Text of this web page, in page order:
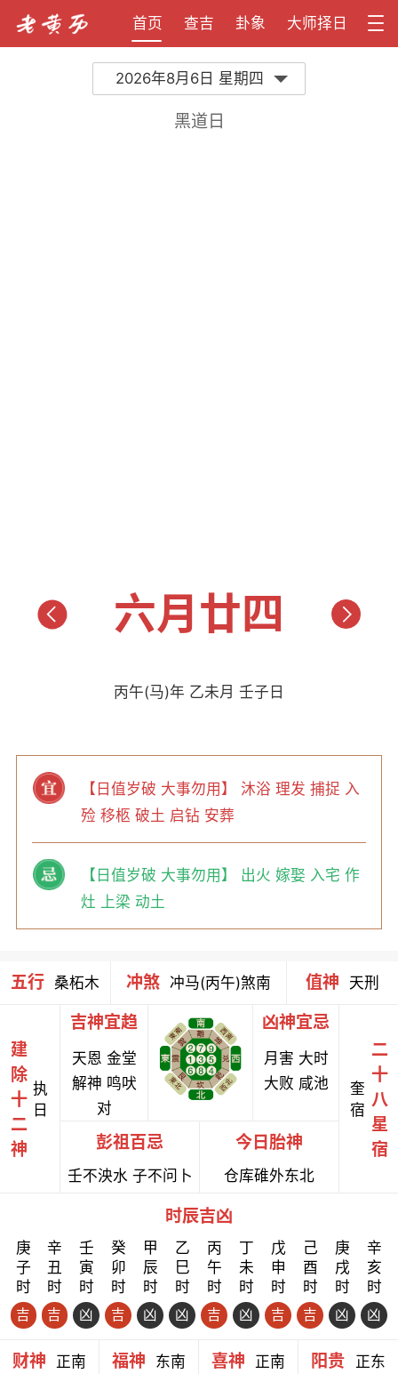
首页 查吉 卦象 大师择日
2026年8月6日 星期四
黑道日
六月廿四
丙午(马)年 乙未月 壬子日
【日值岁破 大事勿用】 沐浴 理发 捕捉 入
殓 移柩 破土 启钻 安葬
【日值岁破 大事勿用】 出火 嫁娶 入宅 作
灶 上梁 动土
五行 桑柘木 冲煞 冲马(丙午)煞南 值神 天刑
建
除
十
二
神
执
日
吉神宜趋
天恩 金堂
解神 鸣吠
对
凶神宜忌
月害 大时
大败 咸池
彭祖百忌
壬不泱水 子不问卜
今日胎神
仓库碓外东北
奎
宿
二
十
八
星
宿
时辰吉凶
庚
子
时
吉
辛
丑
时
吉
壬
寅
时
凶
癸
卯
时
吉
甲
辰
时
凶
乙
巳
时
凶
丙
午
时
吉
丁
未
时
凶
戊
申
时
吉
己
酉
时
吉
庚
戌
时
凶
辛
亥
时
凶
财神 正南 福神 东南 喜神 正南 阳贵 正东